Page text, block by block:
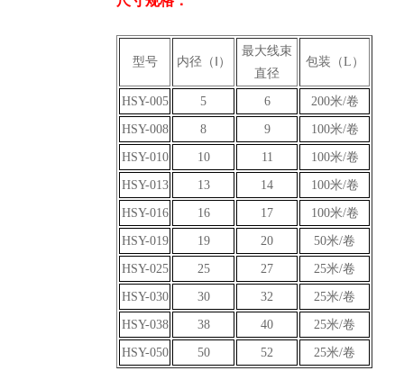
型号 内径（Ⅰ）
最大线束
直径
包装（L）
HSY-005 5 6 200米/卷
HSY-008 8 9 100米/卷
HSY-010 10 11 100米/卷
HSY-013 13 14 100米/卷
HSY-016 16 17 100米/卷
HSY-019 19 20 50米/卷
HSY-025 25 27 25米/卷
HSY-030 30 32 25米/卷
HSY-038 38 40 25米/卷
HSY-050 50 52 25米/卷